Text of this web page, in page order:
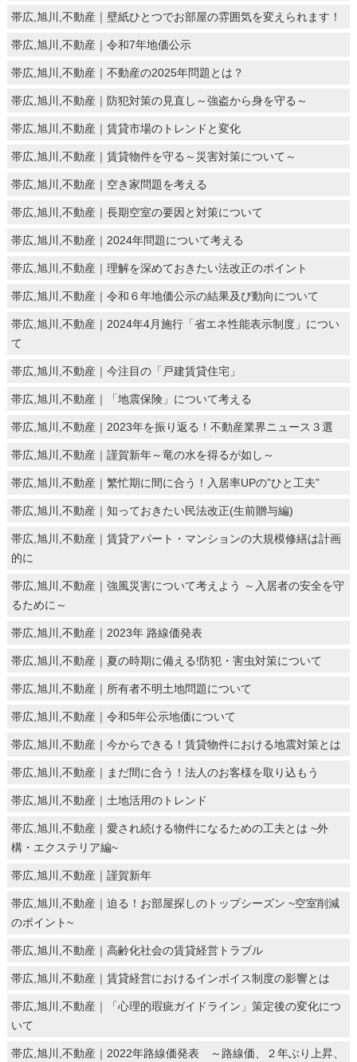
帯広,旭川,不動産｜壁紙ひとつでお部屋の雰囲気を変えられます！
帯広,旭川,不動産｜令和7年地価公示
帯広,旭川,不動産｜不動産の2025年問題とは？
帯広,旭川,不動産｜防犯対策の見直し～強盗から身を守る～
帯広,旭川,不動産｜賃貸市場のトレンドと変化
帯広,旭川,不動産｜賃貸物件を守る～災害対策について～
帯広,旭川,不動産｜空き家問題を考える
帯広,旭川,不動産｜長期空室の要因と対策について
帯広,旭川,不動産｜2024年問題について考える
帯広,旭川,不動産｜理解を深めておきたい法改正のポイント
帯広,旭川,不動産｜令和６年地価公示の結果及び動向について
帯広,旭川,不動産｜2024年4月施行「省エネ性能表示制度」につい
て
帯広,旭川,不動産｜今注目の「戸建賃貸住宅」
帯広,旭川,不動産｜「地震保険」について考える
帯広,旭川,不動産｜2023年を振り返る！不動産業界ニュース３選
帯広,旭川,不動産｜謹賀新年～竜の水を得るが如し～
帯広,旭川,不動産｜繁忙期に間に合う！入居率UPの”ひと工夫”
帯広,旭川,不動産｜知っておきたい民法改正(生前贈与編)
帯広,旭川,不動産｜賃貸アパート・マンションの大規模修繕は計画
的に
帯広,旭川,不動産｜強風災害について考えよう ～入居者の安全を守
るために～
帯広,旭川,不動産｜2023年 路線価発表
帯広,旭川,不動産｜夏の時期に備える!防犯・害虫対策について
帯広,旭川,不動産｜所有者不明土地問題について
帯広,旭川,不動産｜令和5年公示地価について
帯広,旭川,不動産｜今からできる！賃貸物件における地震対策とは
帯広,旭川,不動産｜まだ間に合う！法人のお客様を取り込もう
帯広,旭川,不動産｜土地活用のトレンド
帯広,旭川,不動産｜愛され続ける物件になるための工夫とは ~外
構・エクステリア編~
帯広,旭川,不動産｜謹賀新年
帯広,旭川,不動産｜迫る！お部屋探しのトップシーズン ~空室削減
のポイント~
帯広,旭川,不動産｜高齢化社会の賃貸経営トラブル
帯広,旭川,不動産｜賃貸経営におけるインボイス制度の影響とは
帯広,旭川,不動産｜「心理的瑕疵ガイドライン」策定後の変化につ
いて
帯広,旭川,不動産｜2022年路線価発表 ～路線価、２年ぶり上昇、